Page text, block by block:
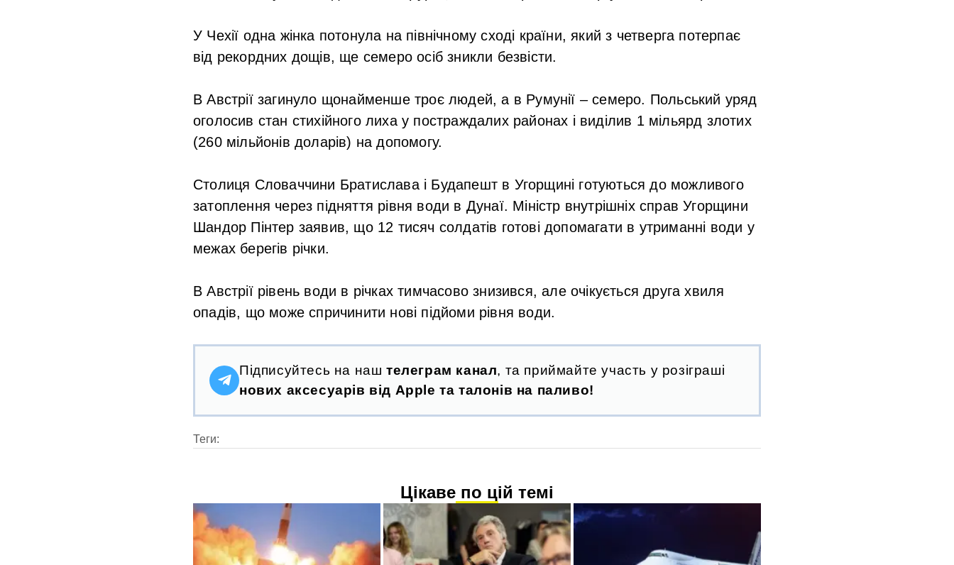
У Чехії одна жінка потонула на північному сході країни, який з четверга потерпає
від рекордних дощів, ще семеро осіб зникли безвісти.
В Австрії загинуло щонайменше троє людей, а в Румунії – семеро. Польський уряд
оголосив стан стихійного лиха у постраждалих районах і виділив 1 мільярд злотих
(260 мільйонів доларів) на допомогу.
Столиця Словаччини Братислава і Будапешт в Угорщині готуються до можливого
затоплення через підняття рівня води в Дунаї. Міністр внутрішніх справ Угорщини
Шандор Пінтер заявив, що 12 тисяч солдатів готові допомагати в утриманні води у
межах берегів річки.
В Австрії рівень води в річках тимчасово знизився, але очікується друга хвиля
опадів, що може спричинити нові підйоми рівня води.
Підписуйтесь на наш телеграм канал, та приймайте участь у розіграші
нових аксесуарів від Apple та талонів на паливо!
Теги:
Цікаве по цій темі